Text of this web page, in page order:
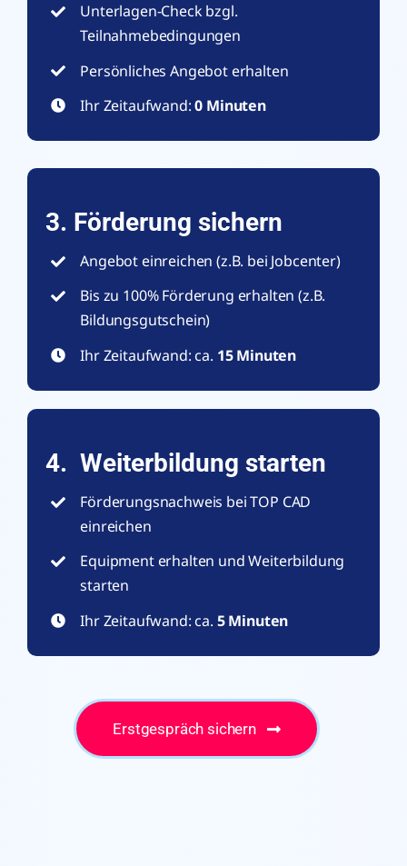
Unterlagen-Check bzgl.
Teilnahmebedingungen
Persönliches Angebot erhalten
Ihr Zeitaufwand:0 Minuten
3. Förderung sichern
Angebot einreichen (z.B. bei Jobcenter)
Bis zu 100% Förderung erhalten (z.B.
Bildungsgutschein)
Ihr Zeitaufwand: ca. 15 Minuten
4. Weiterbildung starten
Förderungsnachweis bei TOP CAD
einreichen
Equipment erhalten und Weiterbildung
starten
Ihr Zeitaufwand: ca. 5 Minuten
Erstgespräch sichern